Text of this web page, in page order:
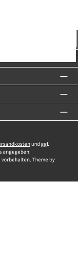
und ggf.
angegeben.
Theme by